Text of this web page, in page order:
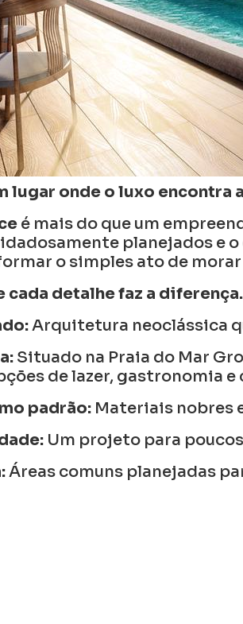
lugar onde o luxo encontra
é mais do que um
planejados e o
o simples ato de
detalhe faz a diferença.
Arquitetura neoclássica
Situado na Praia do Mar
de lazer, gastronomia
padrão: Materiais nobres
Um projeto para
Áreas comuns planejadas